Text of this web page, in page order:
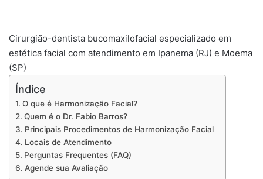
Cirurgião-dentista bucomaxilofacial especializado em
estética facial com atendimento em Ipanema (RJ) e Moema
(SP)
Índice
O que é Harmonização Facial?
Quem é o Dr. Fabio Barros?
Principais Procedimentos de Harmonização Facial
Locais de Atendimento
Perguntas Frequentes (FAQ)
Agende sua Avaliação